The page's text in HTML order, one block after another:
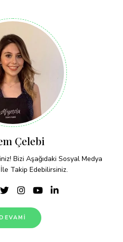
Çelebi
Bizi Aşağıdaki Sosyal Medya
İle Takip Edebilirsiniz.